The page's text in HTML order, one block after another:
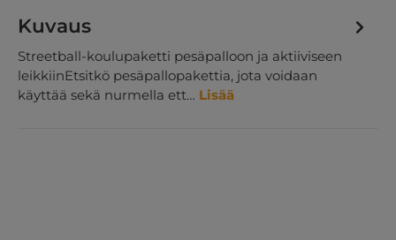
Kuvaus
Streetball-koulupaketti pesäpalloon ja aktiiviseen
leikkiinEtsitkö pesäpallopakettia, jota voidaan
käyttää sekä nurmella ett… Lisää